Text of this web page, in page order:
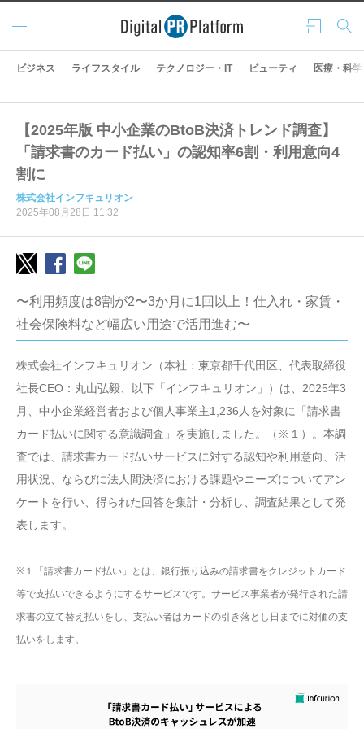
ログ
イン
検索
メニ
ュー
ビジネス ライフスタイル テクノロジー・IT ビューティ 医療・科学
【2025年版 中小企業のBtoB決済トレンド調査】
「請求書のカード払い」の認知率6割・利用意向4
割に
株式会社インフキュリオン
2025年08月28日 11:32
〜利用頻度は8割が2〜3か月に1回以上！仕入れ・家賃・
社会保険料など幅広い用途で活用進む〜
株式会社インフキュリオン（本社：東京都千代田区、代表取締役
社長CEO：丸山弘毅、以下「インフキュリオン」）は、2025年3
月、中小企業経営者および個人事業主1,236人を対象に「請求書
カード払いに関する意識調査」を実施しました。（※１）。本調
査では、請求書カード払いサービスに対する認知や利用意向、活
用状況、ならびに法人間決済における課題やニーズについてアン
ケートを行い、得られた回答を集計・分析し、調査結果として発
表します。
※１「請求書カード払い」とは、銀行振り込みの請求書をクレジットカード
等で支払いできるようにするサービスです。サービス事業者が発行された請
求書の立て替え払いをし、支払い者はカードの引き落とし日までに対価の支
払いをします。